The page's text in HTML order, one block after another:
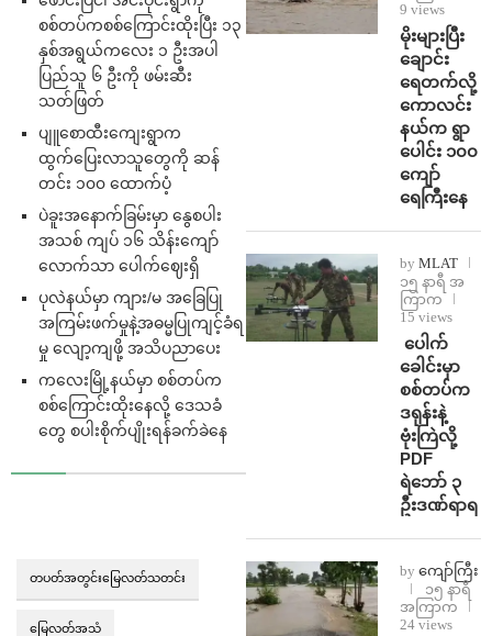
စစ်တပ်ကစစ်ကြောင်းထိုးပြီး ၁၃
နှစ်အရွယ်ကလေး ၁ ဦးအပါ
ပြည်သူ ၆ ဦးကို ဖမ်းဆီး
သတ်ဖြတ်
ပျူစောထီးကျေးရွာက
ထွက်ပြေးလာသူတွေကို ဆန်
တင်း ၁၀၀ ထောက်ပံ့
ပဲခူးအနောက်ခြမ်းမှာ နွေစပါး
အသစ် ကျပ် ၁၆ သိန်းကျော်
လောက်သာ ပေါက်ဈေးရှိ
ပုလဲနယ်မှာ ကျား/မ အခြေပြု
အကြမ်းဖက်မှုနဲ့အဓမ္မပြုကျင့်ခံရ
မှု လျော့ကျဖို့ အသိပညာပေး
ကလေးမြို့နယ်မှာ စစ်တပ်က
စစ်ကြောင်းထိုးနေလို့ ဒေသခံ
တွေ စပါးစိုက်ပျိုးရန်ခက်ခဲနေ
တပတ်အတွင်းမြေလတ်သတင်း
မြေလတ်အသံ
9 views
⁨မိုးများပြီး
ချောင်း
ရေတက်လို့
ကောလင်း
နယ်က ရွာ
ပေါင်း ၁၀၀
ကျော်
ရေကြီးနေ
by MLAT
၁၅ နာရီ အ
ကြာက
15 views
⁩ ⁨ပေါက်
ခေါင်းမှာ
စစ်တပ်က
ဒရုန်းနဲ့
ဗုံးကြဲလို့
PDF
ရဲဘော် ၃
ဦးဒဏ်ရာရ
by ကျော်ကြီး
၁၅ နာရီ
အကြာက
24 views